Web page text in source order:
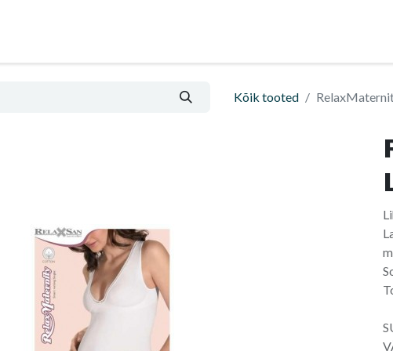
Kõik tooted